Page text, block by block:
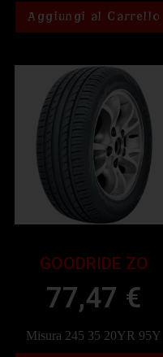
Aggiungi al Carrello
GOODRIDE ZO
77,47 €
Misura 245 35 20YR 95Y